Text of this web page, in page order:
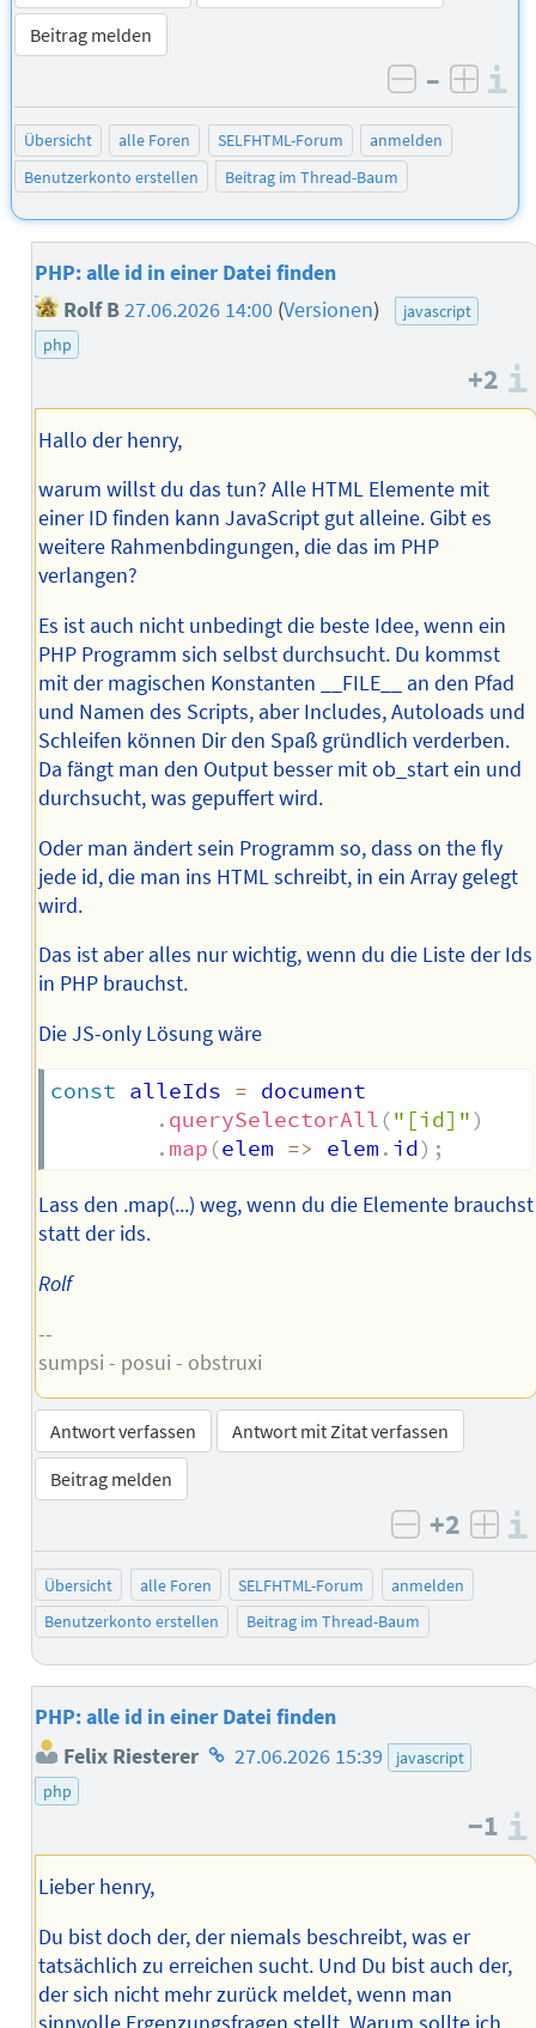
Beitrag melden
negativ
–
Übersicht alle Foren SELFHTML-Forum
anmelden
Benutzerkonto erstellen
Beitrag im Thread-Baum
PHP: alle id in einer Datei finden
Rolf B27.06.2026 14:00 (Versionen)
javascript
php
+2
Hallo der henry,
warum willst du das tun? Alle HTML Elemente mit
einer ID finden kann JavaScript gut alleine. Gibt es
weitere Rahmenbdingungen, die das im PHP
verlangen?
Es ist auch nicht unbedingt die beste Idee, wenn ein
PHP Programm sich selbst durchsucht. Du kommst
mit der magischen Konstanten __FILE__ an den Pfad
und Namen des Scripts, aber Includes, Autoloads und
Schleifen können Dir den Spaß gründlich verderben.
Da fängt man den Output besser mit ob_start ein und
durchsucht, was gepuffert wird.
Oder man ändert sein Programm so, dass on the fly
jede id, die man ins HTML schreibt, in ein Array gelegt
wird.
Das ist aber alles nur wichtig, wenn du die Liste der Ids
in PHP brauchst.
Die JS-only Lösung wäre
const alleIds = document
. querySelectorAll ("[id]")
. map (elem => elem . id) ;
Lass den .map(...) weg, wenn du die Elemente brauchst
statt der ids.
Rolf
--
sumpsi - posui - obstruxi
Antwort verfassen
Antwort mit Zitat verfassen
Beitrag melden
negativ
+2
Übersicht alle Foren SELFHTML-Forum
anmelden
Benutzerkonto erstellen
Beitrag im Thread-Baum
PHP: alle id in einer Datei finden
Felix Riesterer Homepage
27.06.2026 15:39
javascript
php
−1
Lieber henry,
Du bist doch der, der niemals beschreibt, was er
tatsächlich zu erreichen sucht. Und Du bist auch der,
der sich nicht mehr zurück meldet, wenn man
sinnvolle Ergenzungsfragen stellt. Warum sollte ich